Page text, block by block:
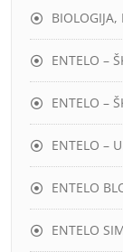
BIOLOGIJA,
ENTELO –
ENTELO –
ENTELO –
ENTELO
ENTELO